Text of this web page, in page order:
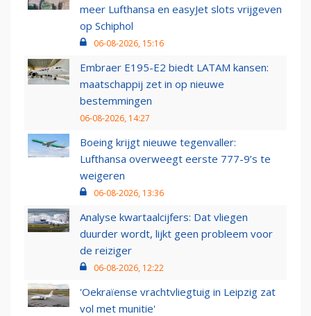
meer Lufthansa en easyJet slots vrijgeven
op Schiphol
06-08-2026, 15:16
Embraer E195-E2 biedt LATAM kansen:
maatschappij zet in op nieuwe
bestemmingen
06-08-2026, 14:27
Boeing krijgt nieuwe tegenvaller:
Lufthansa overweegt eerste 777-9’s te
weigeren
06-08-2026, 13:36
Analyse kwartaalcijfers: Dat vliegen
duurder wordt, lijkt geen probleem voor
de reiziger
06-08-2026, 12:22
'Oekraïense vrachtvliegtuig in Leipzig zat
vol met munitie'